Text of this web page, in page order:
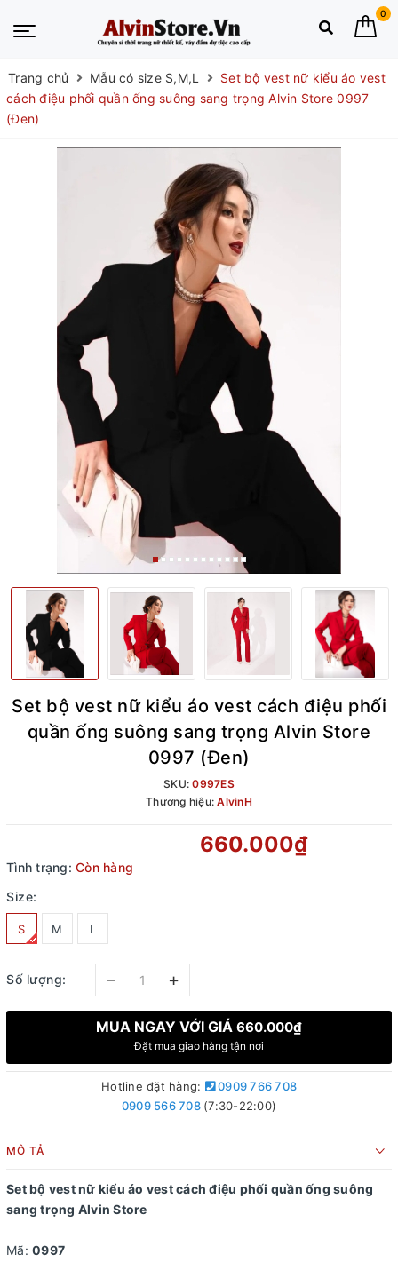
0
Trang chủ Mẫu có size S,M,L
Set bộ vest nữ kiểu áo vest
cách điệu phối quần ống suông sang trọng Alvin Store 0997
(Đen)
Set bộ vest nữ kiểu áo vest cách điệu phối
quần ống suông sang trọng Alvin Store
0997 (Đen)
SKU:0997ES
Thương hiệu:AlvinH
660.000₫
Tình trạng: Còn hàng
Size:
S M L
Số lượng: – +
MUA NGAY VỚI GIÁ 660.000₫
Đặt mua giao hàng tận nơi
Hotline đặt hàng:
0909 766 708
0909 566 708 (7:30-22:00)
MÔ TẢ
Set bộ vest nữ kiểu áo vest cách điệu phối quần ống suông
sang trọng Alvin Store
Mã: 0997